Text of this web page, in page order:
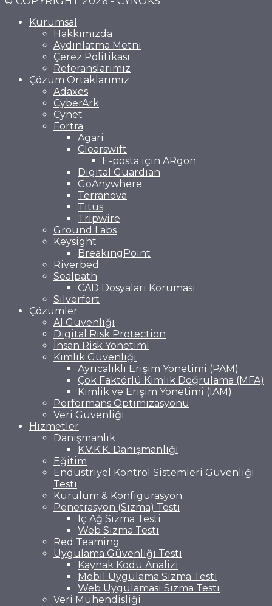
Kurumsal
Hakkımızda
Aydınlatma Metni
Çerez Politikası
Referanslarımız
Çözüm Ortaklarımız
Adaxes
CyberArk
Cynet
Fortra
Agari
Clearswift
E-posta için ARgon
Digital Guardian
GoAnywhere
Terranova
Titus
Tripwire
Ground Labs
Keysight
BreakingPoint
Riverbed
Sealpath
CAD Dosyaları Koruması
Silverfort
Çözümler
AI Güvenliği
Digital Risk Protection
İnsan Risk Yönetimi
Kimlik Güvenliği
Ayrıcalıklı Erişim Yönetimi (PAM)
Çok Faktörlü Kimlik Doğrulama (MFA)
Kimlik ve Erişim Yönetimi (IAM)
Performans Optimizasyonu
Veri Güvenliği
Hizmetler
Danışmanlık
K.V.K.K. Danışmanlığı
Eğitim
Endüstriyel Kontrol Sistemleri Güvenliği
Testi
Kurulum & Konfigürasyon
Penetrasyon (Sızma) Testi
İç Ağ Sızma Testi
Web Sızma Testi
Red Teaming
Uygulama Güvenliği Testi
Kaynak Kodu Analizi
Mobil Uygulama Sızma Testi
Web Uygulaması Sızma Testi
Veri Mühendisliği